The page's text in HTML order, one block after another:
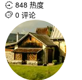
 848 热度
 0 评论